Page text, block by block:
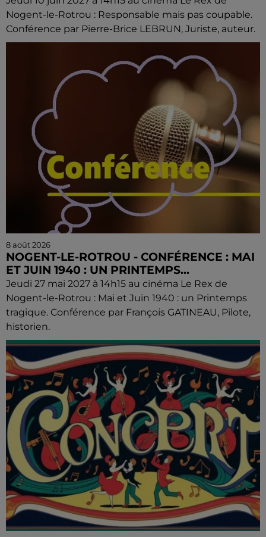
Nogent-le-Rotrou : Responsable mais pas coupable.
Conférence par Pierre-Brice LEBRUN, Juriste, auteur.
8 août 2026
NOGENT-LE-ROTROU - CONFÉRENCE : MAI
ET JUIN 1940 : UN PRINTEMPS...
Jeudi 27 mai 2027 à 14h15 au cinéma Le Rex de
Nogent-le-Rotrou : Mai et Juin 1940 : un Printemps
tragique. Conférence par François GATINEAU, Pilote,
historien.